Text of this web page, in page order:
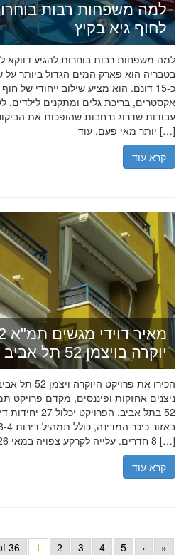
למה משפחות רבות
לחוף גיא בקיץ
למה משפחות רבות בוחרות להגיע דווקא
בטבריה הוא פארק המים הגדול ביותר
כ-15 דונם. הוא מציע שילוב ייחודי של
עבודות שדרוג נרחבות שהופכות את
יותר מאי פעם. עוד […]
קרא עוד
יוקרה בויצמן 52 תל אביב
הכירו את
8 חדרים. עלייה לקרקע צפויה במאי 2026 עם ליווי […]
קרא עוד
36 1 2 3 4 5 › »